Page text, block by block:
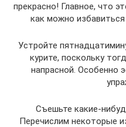
прекрасно! Главное, что
как можно избавиться
Устройте
курите, поскольку
напрасной. Особенно
Съешьте какие-
Перечислим некоторые